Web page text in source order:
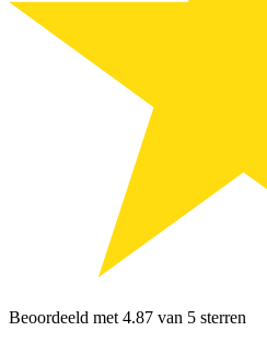
Beoordeeld met 4.87 van 5 sterren